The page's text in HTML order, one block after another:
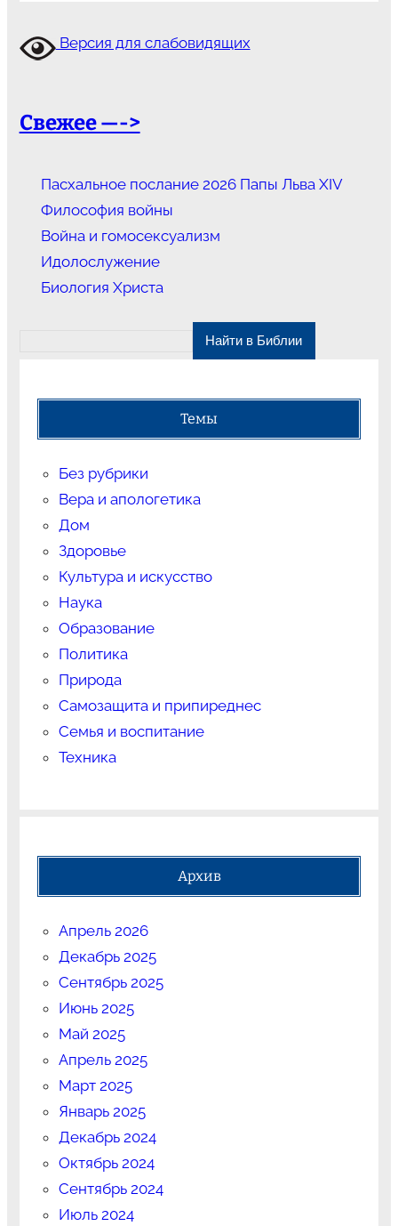
Версия для слабовидящих
Свежее —->
Пасхальное послание 2026 Папы Льва XIV
Философия войны
Война и гомосексуализм
Идолослужение
Биология Христа
Темы
Без рубрики
Вера и апологетика
Дом
Здоровье
Культура и искусство
Наука
Образование
Политика
Природа
Самозащита и припиреднес
Семья и воспитание
Техника
Архив
Апрель 2026
Декабрь 2025
Сентябрь 2025
Июнь 2025
Май 2025
Апрель 2025
Март 2025
Январь 2025
Декабрь 2024
Октябрь 2024
Сентябрь 2024
Июль 2024